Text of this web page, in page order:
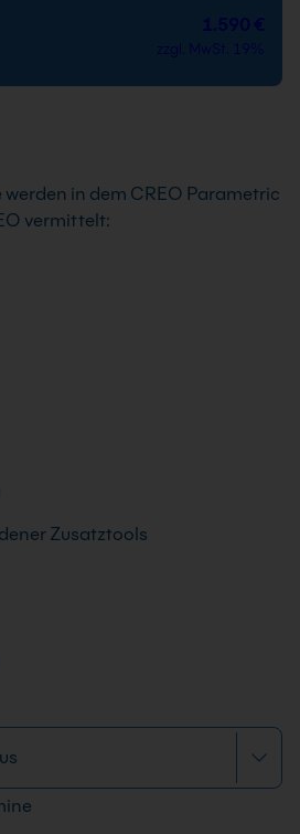
in dem CREO Parametric
vermittelt:
Zusatztools